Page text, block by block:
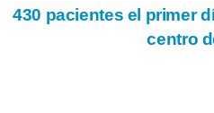
430 pacientes el primer
centro